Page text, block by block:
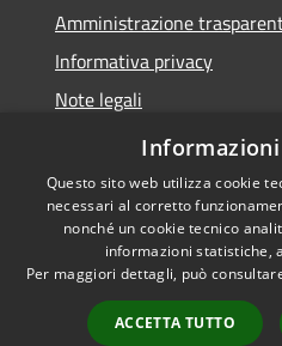
Amministrazione
Informativa privacy
Note legali
Dichiarazione di accessibilità
Accessibilità
Questo sito web utilizza cookie
necessari al corretto
nonché un cookie tecnico
informazioni statistiche,
Per maggiori dettagli, può
ACCETTA TUTTO